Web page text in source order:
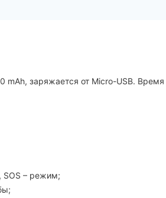
заряжается от Micro-USB.
SOS – режим;